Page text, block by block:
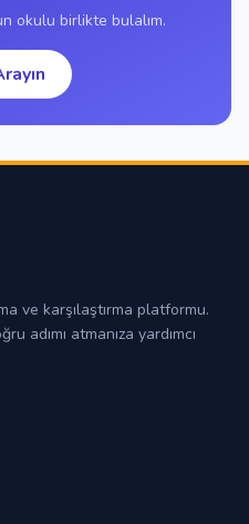
okulu birlikte bulalım.
ve karşılaştırma platformu.
adımı atmanıza yardımcı